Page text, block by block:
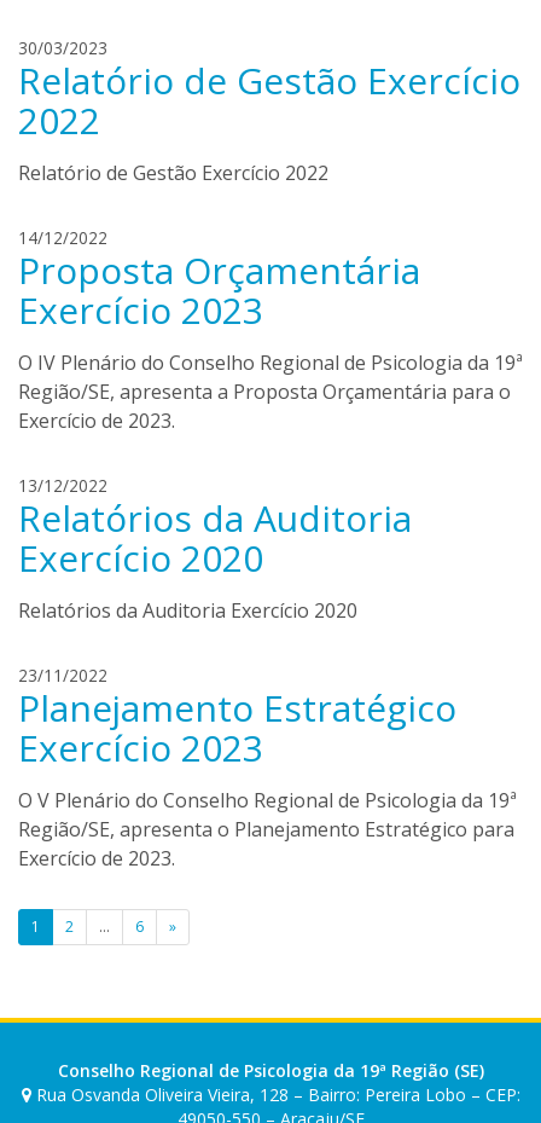
b
u
30/03/2023
e
n
q
m
e
n
o
n
c
Relatório de Gestão Exercício
2022
Relatório de Gestão Exercício 2022
14/12/2022
e
n
r
q
u
e
n
d
o
c
Proposta Orçamentária
Exercício 2023
O IV Plenário do Conselho Regional de Psicologia da 19ª
Região/SE, apresenta a Proposta Orçamentária para o
Exercício de 2023.
13/12/2022
e
n
r
q
m
e
n
o
n
c
Relatórios da Auditoria
Exercício 2020
Relatórios da Auditoria Exercício 2020
23/11/2022
l
a
r
s
s
a
a
b
o
Planejamento Estratégico
Exercício 2023
O V Plenário do Conselho Regional de Psicologia da 19ª
Região/SE, apresenta o Planejamento Estratégico para
Exercício de 2023.
Paginação
posts
1 2 … 6 »
Conselho Regional de Psicologia da 19ª Região (SE)
Rua Osvanda Oliveira Vieira, 128 – Bairro: Pereira Lobo – CEP: